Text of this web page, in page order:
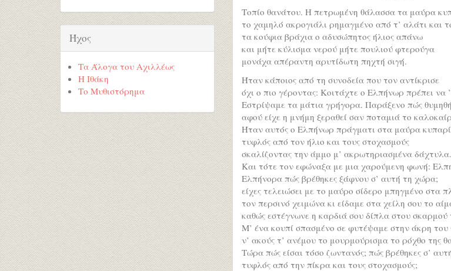
Τοπίο θανάτου. Η πετρωμένη θάλασσα τα μαύρα
το χαμηλό ακρογιάλι ρημαγμένο από τ’ αλάτι και
τα κούφια βράχια ο αδυσώπητος ήλιος απάνω
και μήτε κύλισμα νερού μήτε πουλιού φτερούγα
μονάχα απέραντη αρυτίδωτη πηχτή σιγή.
Ήταν κάποιος από τη συνοδεία που τον αντίκρισε
όχι ο πιο γέροντας: Κοιτάχτε ο Ελπήνωρ πρέπει να
Εστρίψαμε τα μάτια γρήγορα. Παράξενο πώς
αφού είχε η μνήμη ξεραθεί σαν ποταμιά το
Ήταν αυτός ο Ελπήνωρ πράγματι στα μαύρα
τυφλός από τον ήλιο και τους στοχασμούς
σκαλίζοντας την άμμο μ’ ακρωτηριασμένα δάχτυλα.
Και τότε τον εφώναξα με μια χαρούμενη φωνή:
Ελπήνορα πώς βρέθηκες ξάφνου σ’ αυτή τη χώρα;
είχες τελειώσει με το μαύρο σίδερο μπηγμένο στα
τον περσινό χειμώνα κι είδαμε στα χείλη σου το
καθώς εστέγνωνε η καρδιά σου δίπλα στου σκαρμού
Μ’ ένα κουπί σπασμένο σε φυτέψαμε στην άκρη του
ν’ ακούς τ’ ανέμου το μουρμούρισμα το ρόχθο της
Τώρα πώς είσαι τόσο ζωντανός; πώς βρέθηκες σ’
τυφλός από την πίκρα και τους στοχασμούς;
Ήχος
Τα Άλογα του Αχιλλέως
Η Ιθάκη
Το Μυθιστόρημα